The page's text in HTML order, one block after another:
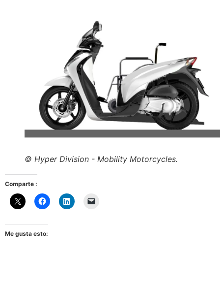
© Hyper Division - Mobility Motorcycles.
Comparte :
Me gusta esto: